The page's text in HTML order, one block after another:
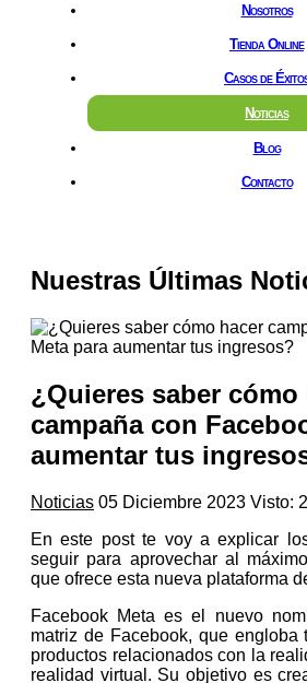
Nosotros
Tienda Online
Casos de
Noticias
Blog
Contacto
Nuestras Últimas
¿Quieres saber cómo
campaña con
aumentar tus
Noticias 05 Diciembre 2023 Visto:
En este post te voy a explicar
seguir para aprovechar al
que ofrece esta nueva plataforma
Facebook Meta es el nuevo
matriz de Facebook, que engloba
productos relacionados con la
realidad virtual. Su objetivo es